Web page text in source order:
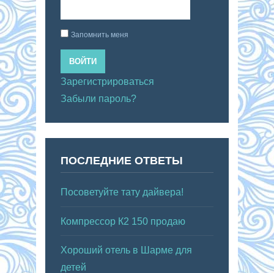
Запомнить меня
ВОЙТИ
Зарегистрироваться
Забыли пароль?
ПОСЛЕДНИЕ ОТВЕТЫ
Посоветуйте тату дайвера!
Компрессор К2 150 продаю
Хороший отель в Шарме для
детей